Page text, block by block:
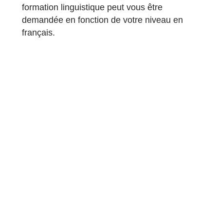
formation linguistique peut vous être
demandée en fonction de votre niveau en
français.